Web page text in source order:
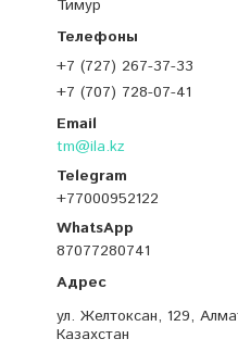
Тимур
+7 (727) 267-37-33
+7 (707) 728-07-41
tm@ila.kz
+77000952122
87077280741
ул. Желтоксан, 129,
Казахстан